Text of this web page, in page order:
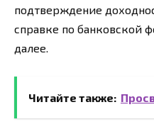
подтверждение
справке по банковской
далее.
Читайте также: